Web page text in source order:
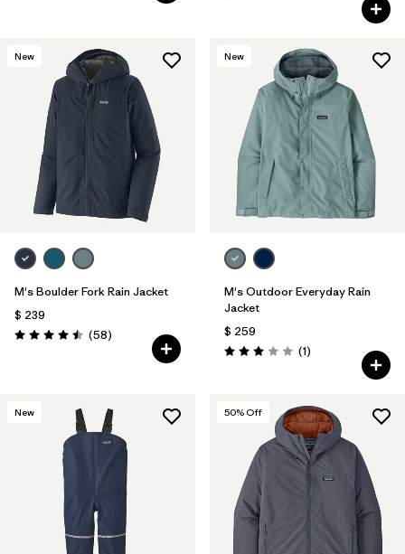
New
M's Boulder Fork Rain Jacket
$ 239
Valoración: 4.5 / 5
(58Comentarios
)
New
M's Outdoor Everyday Rain
Jacket
$ 259
Valoración: 3.0 / 5
(1Comentarios
)
New 50% Off